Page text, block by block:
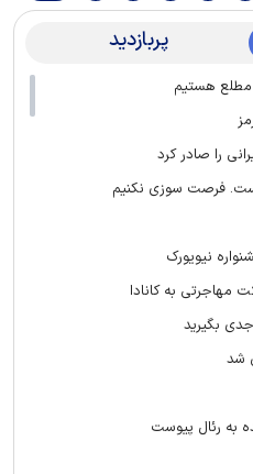
پربازدید
مطلع هستیم
را صادر کرد
فرصت سوزی نکنیم
نیویورک
مهاجرتی به کانادا
بگیرید
شد
به رئال پیوست